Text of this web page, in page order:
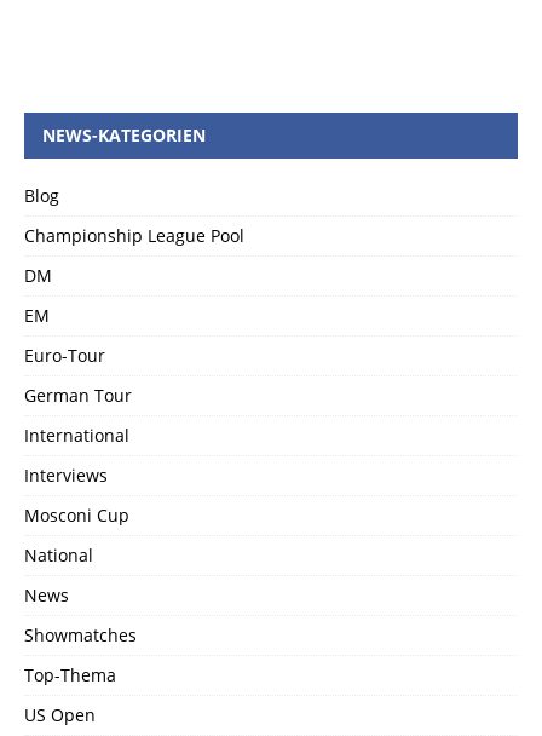
NEWS-KATEGORIEN
Blog
Championship League Pool
DM
EM
Euro-Tour
German Tour
International
Interviews
Mosconi Cup
National
News
Showmatches
Top-Thema
US Open